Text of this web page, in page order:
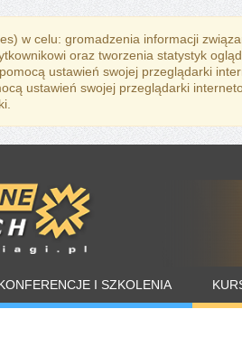
w celu: gromadzenia informacji
oraz tworzenia statystyk
ustawień swojej przeglądarki
ustawień swojej przeglądarki
I SZKOLENIA